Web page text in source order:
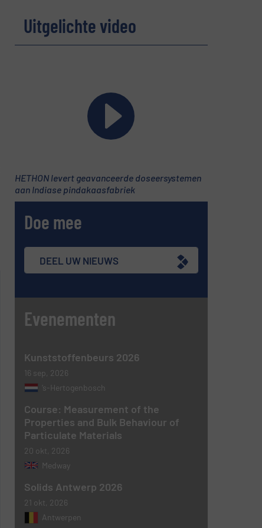
Uitgelichte video
HETHON levert geavanceerde doseersystemen
aan Indiase pindakaasfabriek
Doe mee
DEEL UW NIEUWS
Evenementen
Kunststoffenbeurs 2026
16 sep, 2026
’s-Hertogenbosch
Course: Measurement of the
Properties and Bulk Behaviour of
Particulate Materials
20 okt, 2026
Medway
Solids Antwerp 2026
21 okt, 2026
Antwerpen